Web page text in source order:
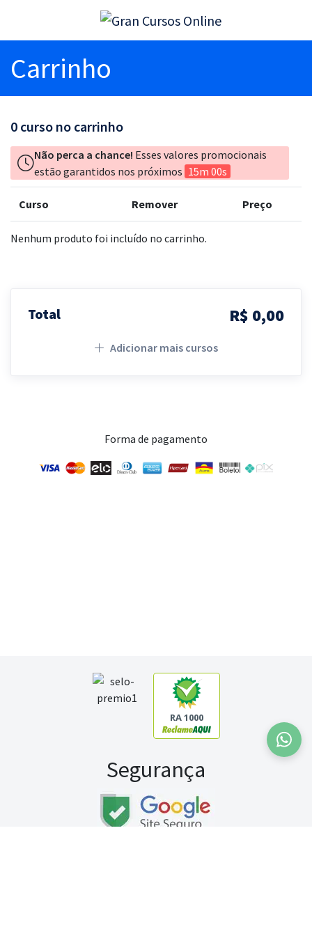
Carrinho
0 curso no carrinho
Não perca a chance! Esses valores promocionais
estão garantidos nos próximos 15m 00s
Curso Remover Preço
Nenhum produto foi incluído no carrinho.
Total R$ 0,00
Adicionar mais cursos
Forma de pagamento
RA 1000
Segurança